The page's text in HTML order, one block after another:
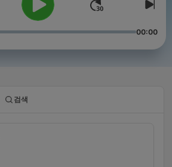
00:00
검색